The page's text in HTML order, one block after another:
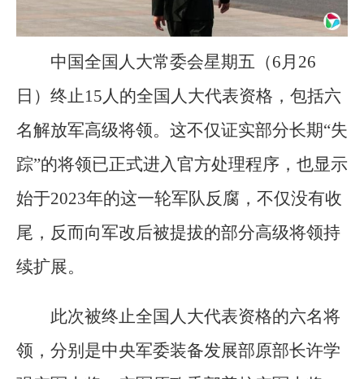
中国全国人大常委会星期五（6月26
日）终止15人的全国人大代表资格，包括六
名解放军高级将领。这不仅证实部分长期“失
踪”的将领已正式进入官方处理程序，也显示
始于2023年的这一轮军队反腐，不仅没有收
尾，反而向军改后被提拔的部分高级将领持
续扩展。
此次被终止全国人大代表资格的六名将
领，分别是中央军委装备发展部原部长许学